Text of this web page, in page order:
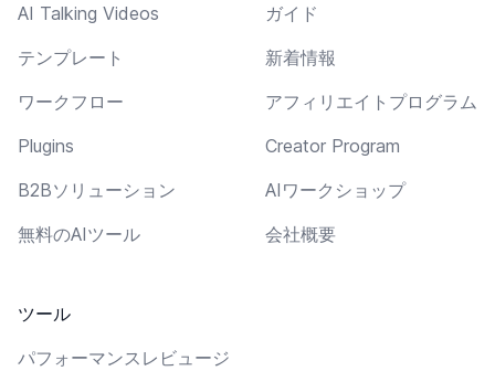
AI Talking Videos
テンプレート
ワークフロー
Plugins
B2Bソリューション
無料のAIツール
ツール
パフォーマンスレビュージ
ガイド
新着情報
アフィリエイトプログラム
Creator Program
AIワークショップ
会社概要